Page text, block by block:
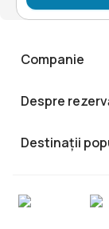
Companie
Despre
Destinații